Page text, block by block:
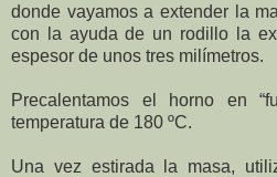
donde vayamos a extender la
con la ayuda de un rodillo la
espesor de unos tres milímetros.
Precalentamos el horno en
temperatura de 180 ºC.
Una vez estirada la masa,